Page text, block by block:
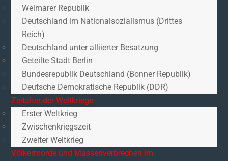
Weimarer Republik
Deutschland im Nationalsozialismus (Drittes
Reich)
Deutschland unter alliierter Besatzung
Geteilte Stadt Berlin
Bundesrepublik Deutschland (Bonner Republik)
Deutsche Demokratische Republik (DDR)
Zeitalter der Weltkriege
Erster Weltkrieg
Zwischenkriegszeit
Zweiter Weltkrieg
Völkermorde und Massenverbrechen im